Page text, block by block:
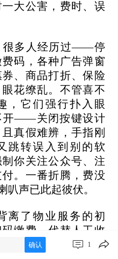
大公害，费时、误
多人经历过——停
码，各种广告弹窗
、商品打折、保险
花缭乱。不管喜不
，它们强行扑入眼
开——关闭按键设计
真假难辨，手指刚
跳转误入到别的软
你关注公众号、注
。一番折腾，费没
叭声已此起彼伏。
了物业服务的初
缴费，代替人工收
快捷，省时省事省
确认 1